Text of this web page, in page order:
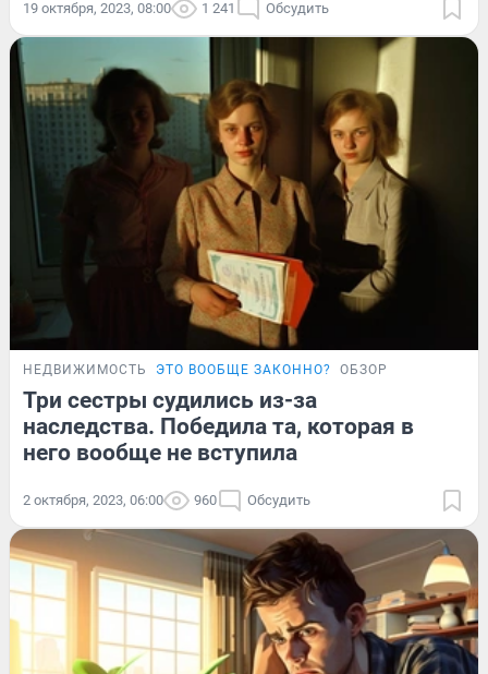
19 октября, 2023, 08:00 1 241 Обсудить
НЕДВИЖИМОСТЬ ЭТО ВООБЩЕ ЗАКОННО? ОБЗОР
Три сестры судились из-за
наследства. Победила та, которая в
него вообще не вступила
2 октября, 2023, 06:00 960 Обсудить